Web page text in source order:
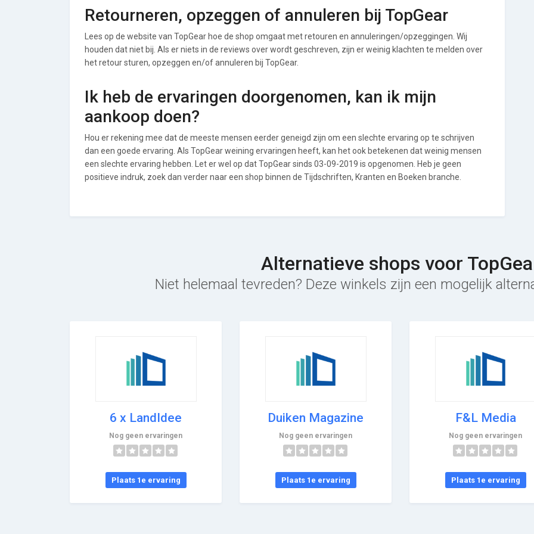
Retourneren, opzeggen of annuleren bij TopGear
Lees op de website van TopGear hoe de shop omgaat met retouren en annuleringen/opzeggingen. Wij
houden dat niet bij. Als er niets in de reviews over wordt geschreven, zijn er weinig klachten te melden over
het retour sturen, opzeggen en/of annuleren bij TopGear.
Ik heb de ervaringen doorgenomen, kan ik mijn
aankoop doen?
Hou er rekening mee dat de meeste mensen eerder geneigd zijn om een slechte ervaring op te schrijven
dan een goede ervaring. Als TopGear weining ervaringen heeft, kan het ook betekenen dat weinig mensen
een slechte ervaring hebben. Let er wel op dat TopGear sinds 03-09-2019 is opgenomen. Heb je geen
positieve indruk, zoek dan verder naar een shop binnen de Tijdschriften, Kranten en Boeken branche.
Alternatieve shops voor
Niet helemaal tevreden? Deze winkels zijn een mogelijk
6 x LandIdee
Nog geen ervaringen
Plaats 1e ervaring
Duiken Magazine
Nog geen ervaringen
Plaats 1e ervaring
F&L Media
Nog geen ervaringen
Plaats 1e ervaring